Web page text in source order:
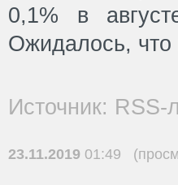
0,1% в
Ожидалось, что
Источник:
23.11.2019 01:49